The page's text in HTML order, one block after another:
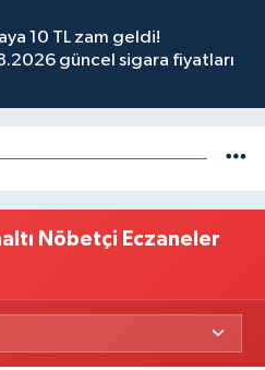
10 TL zam geldi!
güncel sigara fiyatları
Nöbetçi Eczaneler